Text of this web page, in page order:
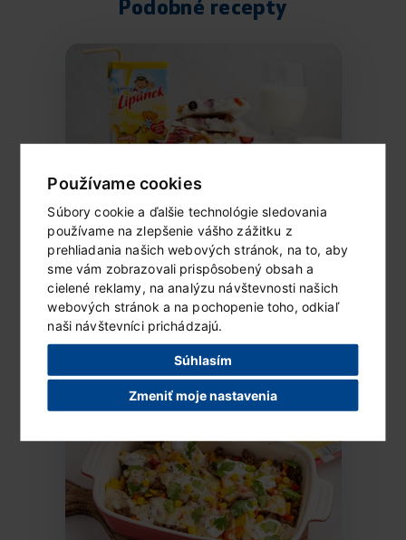
Používame cookies
Súbory cookie a ďalšie technológie sledovania
používame na zlepšenie vášho zážitku z
prehliadania našich webových stránok, na to, aby
sme vám zobrazovali prispôsobený obsah a
cielené reklamy, na analýzu návštevnosti našich
webových stránok a na pochopenie toho, odkiaľ
naši návštevníci prichádzajú.
Súhlasím
Zmeniť moje nastavenia
Podobné recepty
Mrazený Lipánek s ovocím
a čokoládou
Ingrediencie (6 porcií) 1 vanilkové...
ČÍTAŤ ĎALEJ...